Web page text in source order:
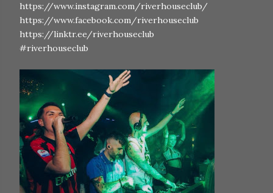
https://www.instagram.com/riverhouseclub/
https://www.facebook.com/riverhouseclub
https://linktr.ee/riverhouseclub
#riverhouseclub